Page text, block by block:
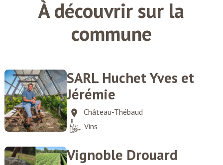
À découvrir sur la
commune
SARL Huchet Yves et
Jérémie
Château-Thébaud
Vins
Vignoble Drouard